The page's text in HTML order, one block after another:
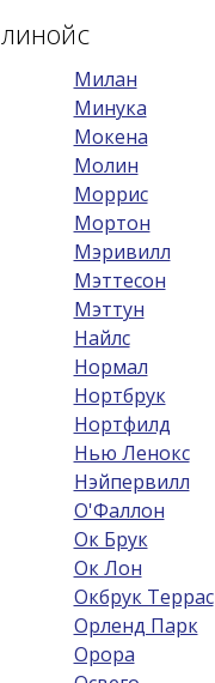
Милан
Минука
Мокена
Молин
Моррис
Мортон
Мэривилл
Мэттесон
Мэттун
Найлс
Нормал
Нортбрук
Нортфилд
Нью Ленокс
Нэйпервилл
О'Фаллон
Ок Брук
Ок Лон
Окбрук Террас
Орленд Парк
Орора